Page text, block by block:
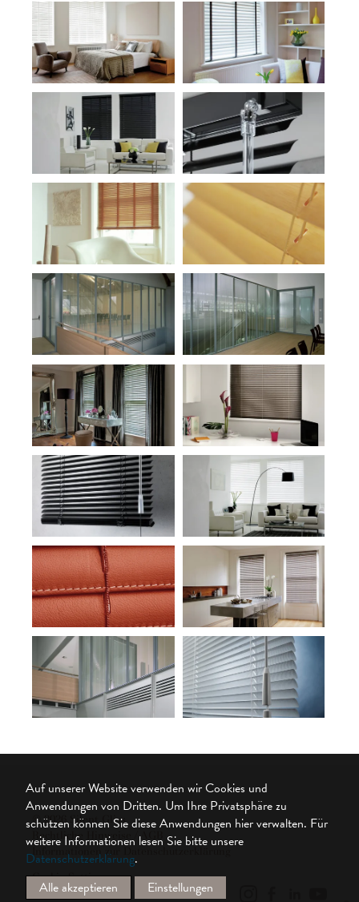
© 2026 Silent Gliss
Rechtliche Hinweise / AGB
Informationen zur Datenschutzerklärung
Cookie Settings
Auf unserer Website verwenden wir Cookies und
Anwendungen von Dritten. Um Ihre Privatsphäre zu
schützen können Sie diese Anwendungen hier verwalten. Für
weitere Informationen lesen Sie bitte unsere
Datenschutzerklärung.
Alle akzeptieren
Einstellungen